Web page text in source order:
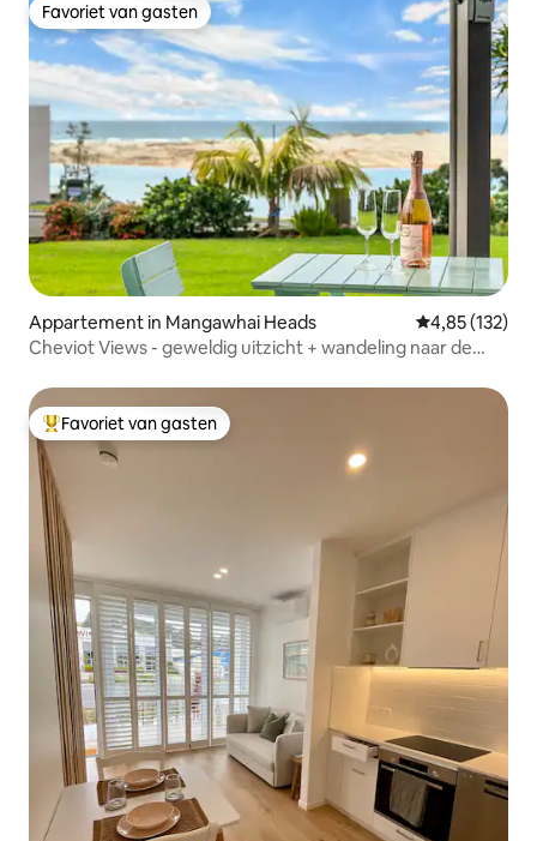
Favoriet van gasten
Favoriet van gasten
Appartement in Mangawhai Heads Gemiddelde
4,85 (132)
Cheviot Views - geweldig uitzicht + wandeling naar de
Topfavoriet van gasten
Favoriet van gasten